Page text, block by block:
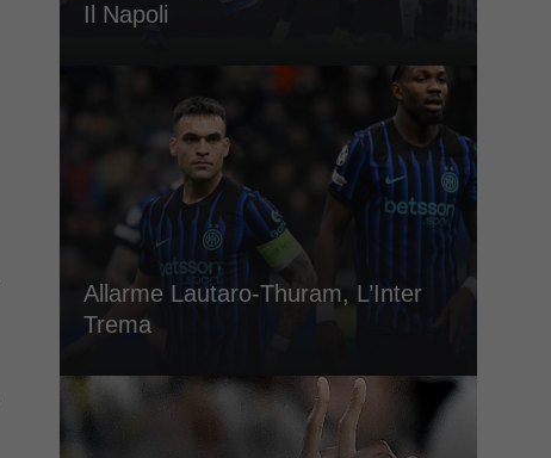
Il Napoli
Allarme Lautaro-Thuram, L’Inter
Trema